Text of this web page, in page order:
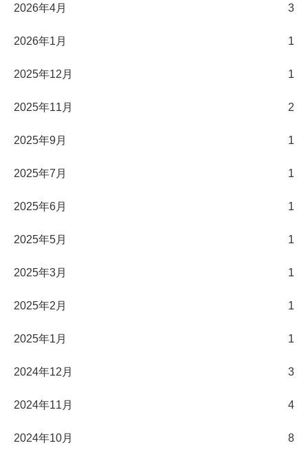
2026年4月 3
2026年1月 1
2025年12月 1
2025年11月 2
2025年9月 1
2025年7月 1
2025年6月 1
2025年5月 1
2025年3月 1
2025年2月 1
2025年1月 1
2024年12月 3
2024年11月 4
2024年10月 8